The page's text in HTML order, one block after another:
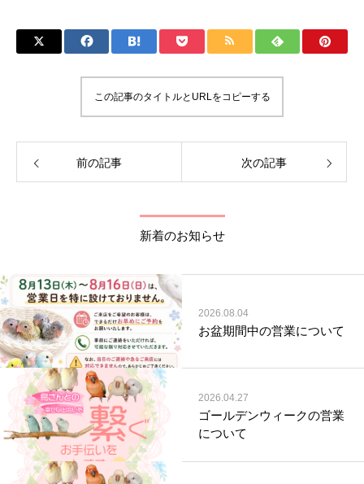
この記事のタイトルとURLをコピーする
前の記事 次の記事
新着のお知らせ
2026.08.04
お盆期間中の営業について
2026.04.27
ゴールデンウィークの営業
について